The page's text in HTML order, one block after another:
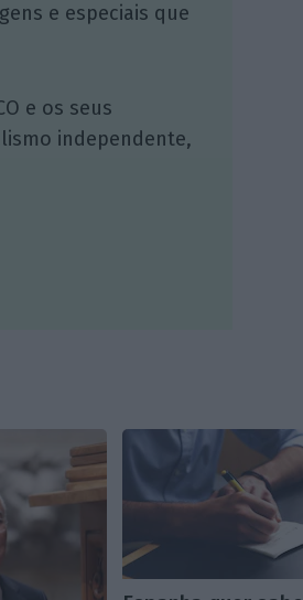
e especiais que
e os seus
independente,